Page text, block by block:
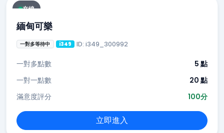
在線
緬甸可樂
一對多等待中 i349 ID: i349_300992
一對多點數
5 點
一對一點數
20 點
滿意度評分
100分
立即進入